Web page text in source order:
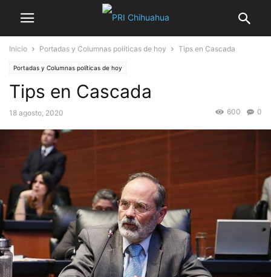
Inicio Portadas y Columnas políticas de hoy Tips en Cascada
Portadas y Columnas políticas de hoy
Tips en Cascada
18 agosto, 2020 0
600